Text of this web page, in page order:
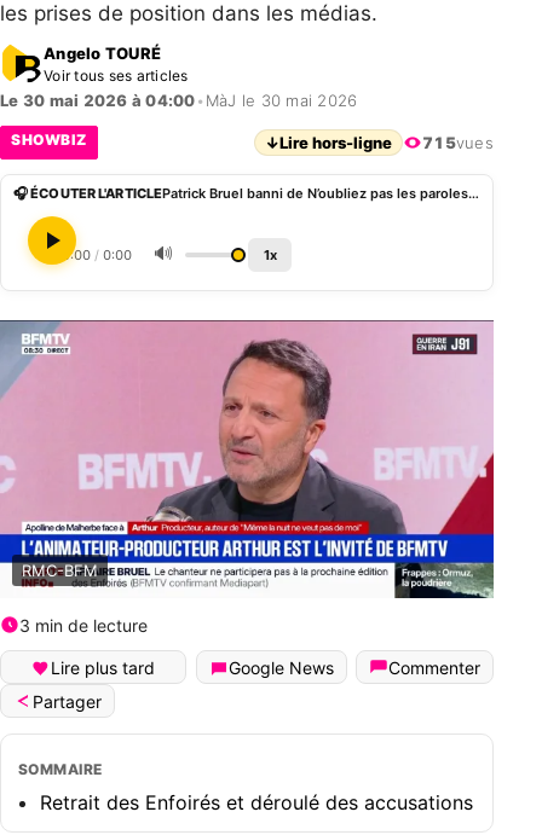
les prises de position dans les médias.
Angelo TOURÉ
Voir tous ses articles
Le 30 mai 2026 à 04:00• MàJ le 30 mai 2026
SHOWBIZ ↓Lire hors-ligne 715vues
🎧 ÉCOUTER L'ARTICLE Patrick Bruel banni de N’oubliez pas les paroles : Arthur juge la décision de Nagui « prématurée »
0:00 / 0:00 🔊 1x
RMC-BFM
3 min de lecture
Lire plus tard Google News
Commenter
Partager
SOMMAIRE
Retrait des Enfoirés et déroulé des accusations